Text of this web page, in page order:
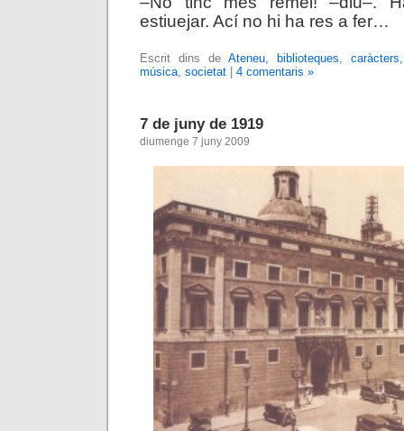
estiuejar. Ací no hi ha res a fer…
Escrit dins de Ateneu, biblioteques,
música, societat 4 comentaris »
7 de juny de 1919
diumenge 7 juny 2009